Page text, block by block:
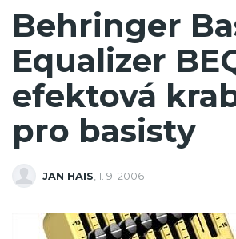
Behringer
Equalizer
efektová
pro basisty
JAN HAIS 1. 9. 2006